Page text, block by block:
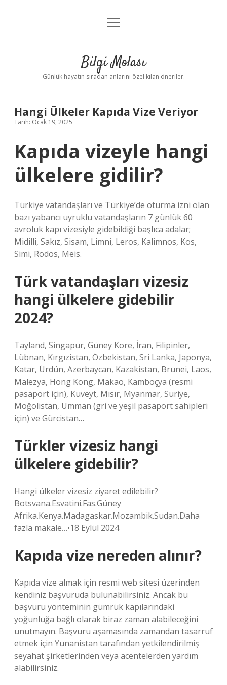
Anasayfa
Yasal Uyarı
menüyü
Bilgi Molası
Günlük hayatın sıradan anlarını özel kılan öneriler.
Hangi Ülkeler Kapıda Vize Veriyor
Tarih: Ocak 19, 2025
Kapıda vizeyle hangi
ülkelere gidilir?
Türkiye vatandaşları ve Türkiye’de oturma izni olan
bazı yabancı uyruklu vatandaşların 7 günlük 60
avroluk kapı vizesiyle gidebildiği başlıca adalar;
Midilli, Sakız, Sisam, Limni, Leros, Kalimnos, Kos,
Simi, Rodos, Meis.
Türk vatandaşları vizesiz
hangi ülkelere gidebilir
2024?
Tayland, Singapur, Güney Kore, İran, Filipinler,
Lübnan, Kırgızistan, Özbekistan, Sri Lanka, Japonya,
Katar, Ürdün, Azerbaycan, Kazakistan, Brunei, Laos,
Malezya, Hong Kong, Makao, Kamboçya (resmi
pasaport için), Kuveyt, Mısır, Myanmar, Suriye,
Moğolistan, Umman (gri ve yeşil pasaport sahipleri
için) ve Gürcistan…
Türkler vizesiz hangi
ülkelere gidebilir?
Hangi ülkeler vizesiz ziyaret edilebilir?
Botsvana.Esvatini.Fas.Güney
Afrika.Kenya.Madagaskar.Mozambik.Sudan.Daha
fazla makale…•18 Eylül 2024
Kapıda vize nereden alınır?
Kapıda vize almak için resmi web sitesi üzerinden
kendiniz başvuruda bulunabilirsiniz. Ancak bu
başvuru yönteminin gümrük kapılarındaki
yoğunluğa bağlı olarak biraz zaman alabileceğini
unutmayın. Başvuru aşamasında zamandan tasarruf
etmek için Yunanistan tarafından yetkilendirilmiş
seyahat şirketlerinden veya acentelerden yardım
alabilirsiniz.